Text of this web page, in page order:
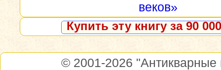
веков»
Купить эту книгу за 90
© 2001-2026 "Антикварные